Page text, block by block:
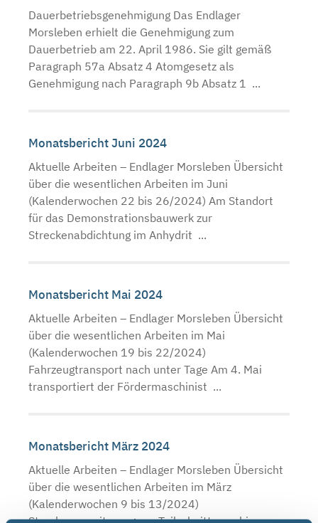
Dauerbetriebsgenehmigung Das Endlager
Morsleben erhielt die Genehmigung zum
Dauerbetrieb am 22. April 1986. Sie gilt gemäß
Paragraph 57a Absatz 4 Atomgesetz als
Genehmigung nach Paragraph 9b Absatz 1 ...
Monatsbericht Juni 2024
Aktuelle Arbeiten – Endlager Morsleben Übersicht
über die wesentlichen Arbeiten im Juni
(Kalenderwochen 22 bis 26/2024) Am Standort
für das Demonstrationsbauwerk zur
Streckenabdichtung im Anhydrit ...
Monatsbericht Mai 2024
Aktuelle Arbeiten – Endlager Morsleben Übersicht
über die wesentlichen Arbeiten im Mai
(Kalenderwochen 19 bis 22/2024)
Fahrzeugtransport nach unter Tage Am 4. Mai
transportiert der Fördermaschinist ...
Monatsbericht März 2024
Aktuelle Arbeiten – Endlager Morsleben Übersicht
über die wesentlichen Arbeiten im März
(Kalenderwochen 9 bis 13/2024)